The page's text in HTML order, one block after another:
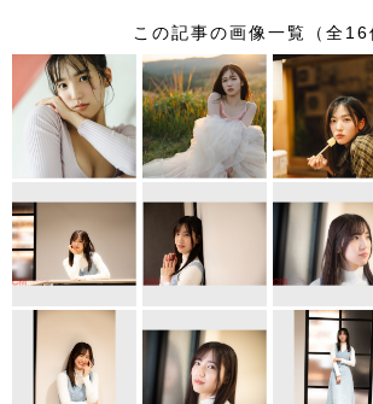
tt
er
c
e
b
o
o
k
n
e
nt
er
e
st
この記事の画像一覧（全16